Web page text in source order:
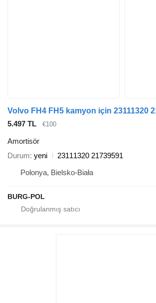
5.497 TL €100
Amortisör
Durum yeni
23111320 21739591
Polonya, Bielsko-Biała
BURG-POL